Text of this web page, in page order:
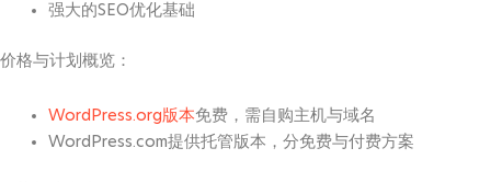
强大的SEO优化基础
价格与计划概览：
WordPress.org版本免费，需自购主机与域名
WordPress.com提供托管版本，分免费与付费方案